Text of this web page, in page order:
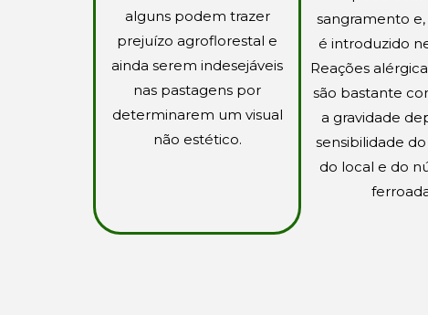
alguns podem trazer
prejuízo agroflorestal e
ainda serem indesejáveis
nas pastagens por
determinarem um visual
não estético.
sangramento
é introduzido
Reações
são bastante
a gravidade
sensibilidade
do local e do